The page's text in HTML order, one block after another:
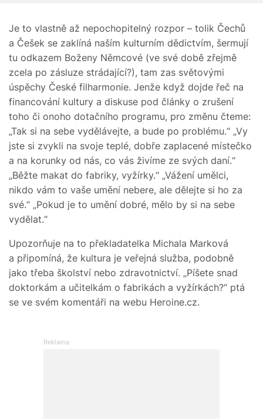
Je to vlastně až nepochopitelný rozpor – tolik Čechů
a Češek se zaklíná naším kulturním dědictvím, šermují
tu odkazem Boženy Němcové (ve své době zřejmě
zcela po zásluze strádající?), tam zas světovými
úspěchy České filharmonie. Jenže když dojde řeč na
financování kultury a diskuse pod články o zrušení
toho či onoho dotačního programu, pro změnu čteme:
„Tak si na sebe vydělávejte, a bude po problému.“ „Vy
jste si zvykli na svoje teplé, dobře zaplacené místečko
a na korunky od nás, co vás živíme ze svých daní.“
„Běžte makat do fabriky, vyžírky.“ „Vážení umělci,
nikdo vám to vaše umění nebere, ale dělejte si ho za
své.“ „Pokud je to umění dobré, mělo by si na sebe
vydělat.“
Upozorňuje na to překladatelka Michala Marková
a připomíná, že kultura je veřejná služba, podobně
jako třeba školství nebo zdravotnictví. „Píšete snad
doktorkám a učitelkám o fabrikách a vyžírkách?“ ptá
se ve svém komentáři na webu Heroine.cz.